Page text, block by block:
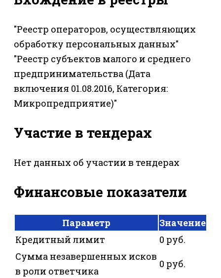
"Реестр операторов, осуществляющих
обработку персональных данных"
"Реестр субъектов малого и среднего
предпринимательства (Дата
включения 01.08.2016, Категория:
Микропредприятие)"
Участие в тендерах
Нет данных об участии в тендерах
Финансовые показатели
Параметр
Значение
Кредитный лимит
0 руб.
Сумма незавершенных исков
в роли ответчика
0 руб.